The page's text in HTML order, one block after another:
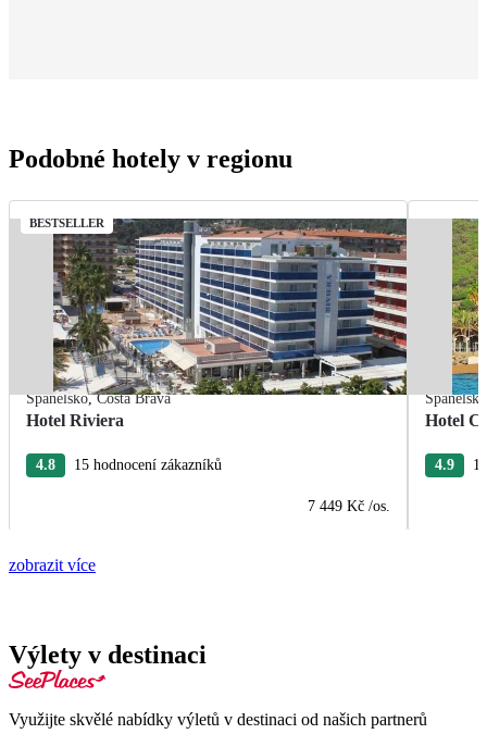
Podobné hotely v regionu
BESTSELLER
Španělsko,Costa Brava
Hotel Riviera
4.8 15 hodnocení zákazníků
7 449 Kč /os.
Španělsko
Hotel
4.9
zobrazit více
Výlety v destinaci
Využijte skvělé nabídky výletů v destinaci od našich partnerů